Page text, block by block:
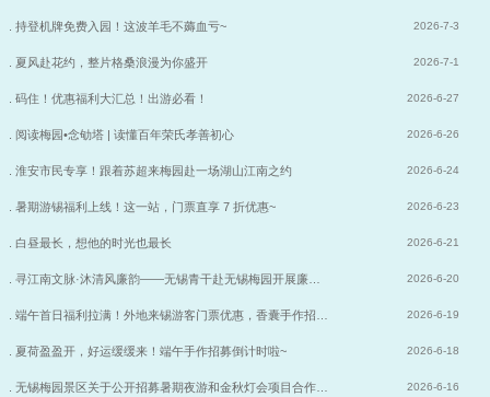
. 持登机牌免费入园！这波羊毛不薅血亏~ 2026-7-3
. 夏风赴花约，整片格桑浪漫为你盛开 2026-7-1
. 码住！优惠福利大汇总！出游必看！ 2026-6-27
. 阅读梅园•念劬塔 | 读懂百年荣氏孝善初心 2026-6-26
. 淮安市民专享！跟着苏超来梅园赴一场湖山江南之约 2026-6-24
. 暑期游锡福利上线！这一站，门票直享 7 折优惠~ 2026-6-23
. 白昼最长，想他的时光也最长 2026-6-21
. 寻江南文脉·沐清风廉韵——无锡青干赴无锡梅园开展廉… 2026-6-20
. 端午首日福利拉满！外地来锡游客门票优惠，香囊手作招… 2026-6-19
. 夏荷盈盈开，好运缓缓来！端午手作招募倒计时啦~ 2026-6-18
. 无锡梅园景区关于公开招募暑期夜游和金秋灯会项目合作… 2026-6-16